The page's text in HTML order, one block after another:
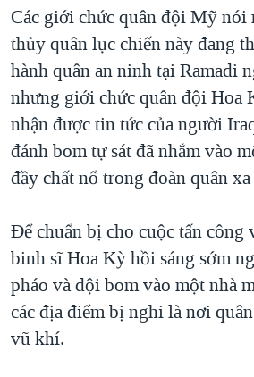
tới
"Tìm"
VẠCH TRẦN TIN GIẢ
NGƯỜI VIỆT HẢI NGOẠI
ĐỜI SỐNG
KINH TẾ
KHOA HỌC
SỨC KHOẺ
THỂ THAO
CHIẾN TRANH THƯƠNG MẠI CỦA
TẠI
HÀNH TRÌNH BẦU CỬ 2024
MỘT NĂM CHIẾN TRANH TẠI DẢI
GIẢI MÃ VÀNH ĐAI & CON ĐƯỜNG
NGÀY TỊ NẠN THẾ GIỚI
TRỊNH VĨNH BÌNH - NGƯỜI HẠ 'BÊN
GROUND ZERO – XƯA VÀ NAY
CHI PHÍ CHIẾN TRANH
CÁC GIÁ TRỊ CỘNG HÒA Ở VIỆT
THƯỢNG ĐỈNH TRUMP-KIM TẠI
HỌC TIẾNG ANH
VIDEO
NGHE
MẠNG XÃ HỘI
Các giới chức quân đội Mỹ nói
thủy quân lục chiến này đang
hành quân an ninh tại Ramadi
nhưng giới chức quân đội Hoa
nhận được tin tức của người
đánh bom tự sát đã nhắm vào
đầy chất nổ trong đoàn quân
Để chuẩn bị cho cuộc tấn công
binh sĩ Hoa Kỳ hồi sáng sớm
pháo và dội bom vào một nhà
các địa điểm bị nghi là nơi
vũ khí.